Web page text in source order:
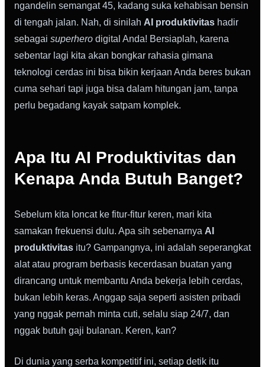
ngandelin semangat 45, kadang suka kehabisan bensin
di tengah jalan. Nah, di sinilah AI produktivitas hadir
sebagai superhero digital Anda! Bersiaplah, karena
sebentar lagi kita akan bongkar rahasia gimana
teknologi cerdas ini bisa bikin kerjaan Anda beres bukan
cuma sehari tapi juga bisa dalam hitungan jam, tanpa
perlu begadang kayak satpam komplek.
Apa Itu AI Produktivitas dan
Kenapa Anda Butuh Banget?
Sebelum kita loncat ke fitur-fitur keren, mari kita
samakan frekuensi dulu. Apa sih sebenarnya AI
produktivitas itu? Gampangnya, ini adalah seperangkat
alat atau program berbasis kecerdasan buatan yang
dirancang untuk membantu Anda bekerja lebih cerdas,
bukan lebih keras. Anggap saja seperti asisten pribadi
yang nggak pernah minta cuti, selalu siap 24/7, dan
nggak butuh gaji bulanan. Keren, kan?
Di dunia yang serba kompetitif ini, setiap detik itu